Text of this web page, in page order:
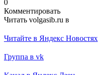
0
Комментировать
Читать volgasib.ru в
Читайте в Яндекс Новостях
Группа в vk